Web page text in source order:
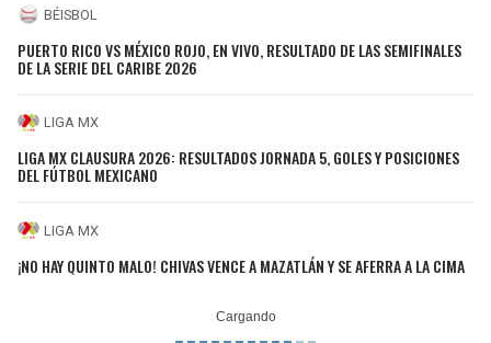
BÉISBOL
PUERTO RICO VS MÉXICO ROJO, EN VIVO, RESULTADO DE LAS SEMIFINALES
DE LA SERIE DEL CARIBE 2026
LIGA MX
LIGA MX CLAUSURA 2026: RESULTADOS JORNADA 5, GOLES Y POSICIONES
DEL FÚTBOL MEXICANO
LIGA MX
¡NO HAY QUINTO MALO! CHIVAS VENCE A MAZATLÁN Y SE AFERRA A LA CIMA